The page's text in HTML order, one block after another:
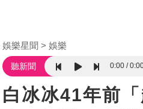
娛樂星聞 娛樂
聽新聞 0:00
白冰冰41年前